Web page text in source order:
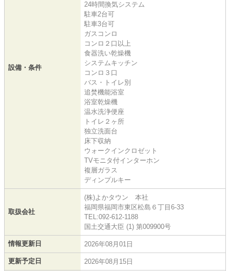
設備・条件
24時間換気システム
駐車2台可
駐車3台可
ガスコンロ
コンロ２口以上
食器洗い乾燥機
システムキッチン
コンロ３口
バス・トイレ別
追焚機能浴室
浴室乾燥機
温水洗浄便座
トイレ２ヶ所
独立洗面台
床下収納
ウォークインクロゼット
TVモニタ付インターホン
複層ガラス
ディンプルキー
取扱会社
(株)よかタウン 本社
福岡県福岡市東区松島６丁目6-33
TEL:092-612-1188
国土交通大臣 (1) 第009900号
情報更新日 2026年08月01日
更新予定日 2026年08月15日